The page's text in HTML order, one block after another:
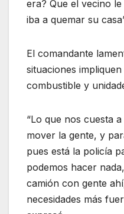
era? Que el vecino
iba a quemar su
El comandante
situaciones
combustible y
“Lo que nos cuesta
mover la gente, y
pues está la policía
podemos hacer
camión con gente
necesidades más